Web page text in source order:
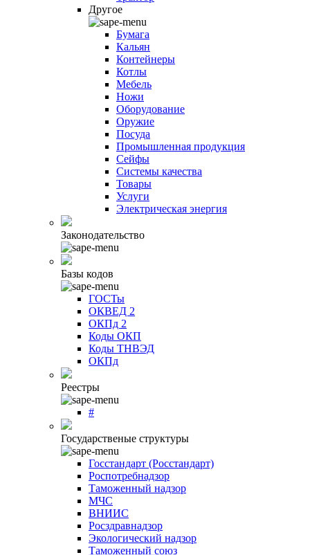
Другое
Бумага
Кальян
Контейнеры
Котлы
Мебель
Ножи
Оборудование
Оружие
Посуда
Промышленная продукция
Сейфы
Системы качества
Товары
Услуги
Электрическая энергия
Законодательство
Базы кодов
ГОСТы
ОКВЕД 2
ОКПд 2
Коды ОКП
Коды ТНВЭД
ОКПд
Реестры
#
Государственые структуры
Госстандарт (Росстандарт)
Роспотребнадзор
Таможенный надзор
МЧС
ВНИИС
Росздравнадзор
Экологический надзор
Таможенный союз